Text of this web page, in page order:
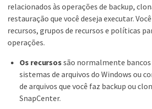
relacionados às operações de backup,
restauração que você deseja executar.
recursos, grupos de recursos e políticas
operações.
Os recursos são normalmente bancos
sistemas de arquivos do Windows ou
de arquivos que você faz backup ou
SnapCenter.